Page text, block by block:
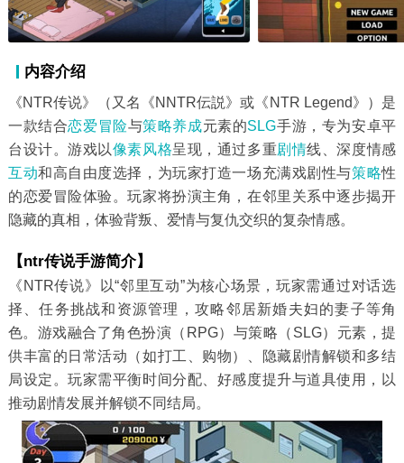
内容介绍
《NTR传说》（又名《NNTR伝説》或《NTR Legend》）是
一款结合恋爱 冒险与策略养成元素的SLG手游，专为安卓平
台设计。游戏以像素风格呈现，通过多重剧情线、深度情感
互动和高自由度选择，为玩家打造一场充满戏剧性与策略性
的恋爱冒险体验。玩家将扮演主角，在邻里关系中逐步揭开
隐藏的真相，体验背叛、爱情与复仇交织的复杂情感。
【ntr传说手游简介】
《NTR传说》以“邻里互动”为核心场景，玩家需通过对话选
择、任务挑战和资源管理，攻略邻居新婚夫妇的妻子等角
色。游戏融合了角色扮演（RPG）与策略（SLG）元素，提
供丰富的日常活动（如打工、购物）、隐藏剧情解锁和多结
局设定。玩家需平衡时间分配、好感度提升与道具使用，以
推动剧情发展并解锁不同结局。